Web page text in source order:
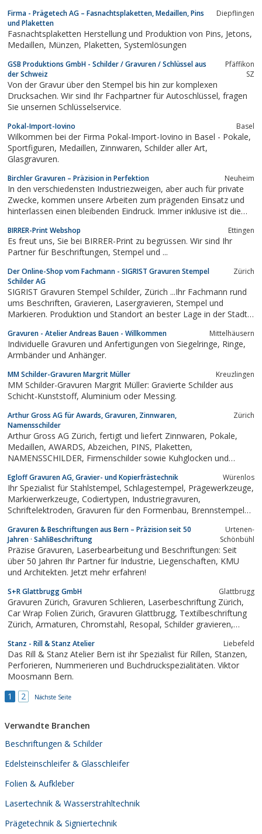
Nummerteure, Stempelkissen und dazugehörende Artikel.
Firma - Prägetech AG – Fasnachtsplaketten, Medaillen, Pins
und Plaketten
Diepflingen
Fasnachtsplaketten Herstellung und Produktion von Pins, Jetons,
Medaillen, Münzen, Plaketten, Systemlösungen
GSB Produktions GmbH - Schilder / Gravuren / Schlüssel aus
der Schweiz
Pfäffikon
SZ
Von der Gravur über den Stempel bis hin zur komplexen
Drucksachen. Wir sind Ihr Fachpartner für Autoschlüssel, fragen
Sie unsernen Schlüsselservice.
Pokal-Import-Iovino Basel
Wilkommen bei der Firma Pokal-Import-Iovino in Basel - Pokale,
Sportfiguren, Medaillen, Zinnwaren, Schilder aller Art,
Glasgravuren.
Birchler Gravuren – Präzision in Perfektion Neuheim
In den verschiedensten Industriezweigen, aber auch für private
Zwecke, kommen unsere Arbeiten zum prägenden Einsatz und
hinterlassen einen bleibenden Eindruck. Immer inklusive ist die
BIRRER-Print Webshop Ettingen
Es freut uns, Sie bei BIRRER-Print zu begrüssen. Wir sind Ihr
Partner für Beschriftungen, Stempel und ...
Der Online-Shop vom Fachmann - SIGRIST Gravuren Stempel
Schilder AG
Zürich
SIGRIST Gravuren Stempel Schilder, Zürich ...Ihr Fachmann rund
ums Beschriften, Gravieren, Lasergravieren, Stempel und
Markieren. Produktion und Standort an bester Lage in der Stadt
Gravuren - Atelier Andreas Bauen - Willkommen Mittelhäusern
Individuelle Gravuren und Anfertigungen von Siegelringe, Ringe,
Armbänder und Anhänger.
MM Schilder-Gravuren Margrit Müller Kreuzlingen
MM Schilder-Gravuren Margrit Müller: Gravierte Schilder aus
Schicht-Kunststoff, Aluminium oder Messing.
Arthur Gross AG für Awards, Gravuren, Zinnwaren,
Namensschilder
Zürich
Arthur Gross AG Zürich, fertigt und liefert Zinnwaren, Pokale,
Medaillen, AWARDS, Abzeichen, PINS, Plaketten,
NAMENSSCHILDER, Firmenschilder sowie Kuhglocken und
Computer-Graviermaschinen.
Egloff Gravuren AG, Gravier- und Kopierfrästechnik Würenlos
Ihr Spezialist für Stahlstempel, Schlagestempel, Prägewerkzeuge,
Markierwerkzeuge, Codiertypen, Industriegravuren,
Schriftelektroden, Gravuren für den Formenbau, Brennstempel
Gravuren & Beschriftungen aus Bern – Präzision seit 50
Jahren · SahliBeschriftung
Urtenen-
Schönbühl
Präzise Gravuren, Laserbearbeitung und Beschriftungen: Seit
über 50 Jahren Ihr Partner für Industrie, Liegenschaften, KMU
und Architekten. Jetzt mehr erfahren!
S+R Glattbrugg GmbH Glattbrugg
Gravuren Zürich, Gravuren Schlieren, Laserbeschriftung Zürich,
Car Wrap Folien Zürich, Gravuren Glattbrugg, Textilbeschriftung
Zürich, Armaturen, Chromstahl, Resopal, Schilder gravieren,
Zürich
Stanz - Rill & Stanz Atelier Liebefeld
Das Rill & Stanz Atelier Bern ist ihr Spezialist für Rillen, Stanzen,
Perforieren, Nummerieren und Buchdruckspezialitäten. Viktor
Moosmann Bern.
1
2 Nächste Seite
Verwandte Branchen
Beschriftungen & Schilder
Edelsteinschleifer & Glasschleifer
Folien & Aufkleber
Lasertechnik & Wasserstrahltechnik
Prägetechnik & Signiertechnik